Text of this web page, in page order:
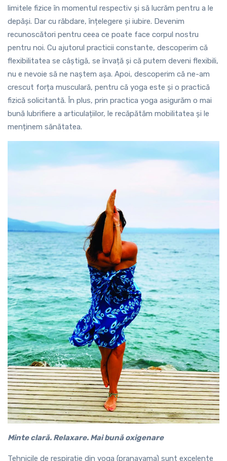
limitele fizice în momentul respectiv și să lucrăm pentru a le
depăși. Dar cu răbdare, înțelegere și iubire. Devenim
recunoscători pentru ceea ce poate face corpul nostru
pentru noi. Cu ajutorul practicii constante, descoperim că
flexibilitatea se câștigă, se învață și că putem deveni flexibili,
nu e nevoie să ne naștem așa. Apoi, descoperim că ne-am
crescut forța musculară, pentru că yoga este și o practică
fizică solicitantă. În plus, prin practica yoga asigurăm o mai
bună lubrifiere a articulațiilor, le recăpătăm mobilitatea și le
menținem sănătatea.
Minte clară. Relaxare. Mai bună oxigenare
Tehnicile de respirație din yoga (pranayama) sunt excelente